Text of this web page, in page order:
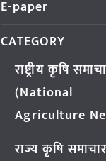
E-paper
CATEGORY
राष्ट्रीय कृषि
(National
Agriculture
राज्य कृषि समाचार